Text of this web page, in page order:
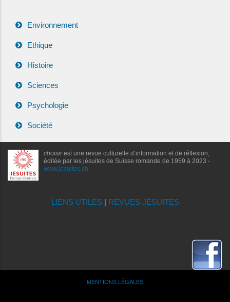
Environnement
Ethique
Histoire
Sciences
Psychologie
Société
choisirest une revue culturelle d’information et de réflexion,
éditée par les jésuites de Suisse romande de 1959 à 2023 -
www.jesuites.ch
LIENS UTILES| REVUES JÉSUITES
MENTIONS LÉGALES